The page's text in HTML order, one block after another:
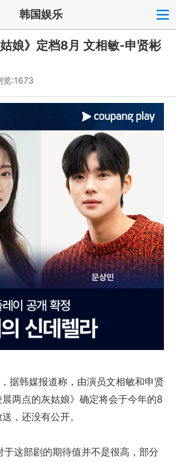
韩国娱乐
姑娘》定档8月 文相敏-申贤彬
:1673
据韩媒报道称，由演员文相敏和申贤
两点的灰姑娘》确定将会于今年的8
，还没有公开。
部剧的期待值并不是很高，部分